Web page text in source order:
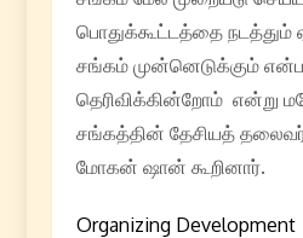
பொதுக்கூட்டத்தை நடத்தும்
சங்கம் முன்னெடுக்கும்
தெரிவிக்கின்றோம் என்று
சங்கத்தின் தேசியத்
மோகன் ஷான் கூறினார்.
Organizing Development